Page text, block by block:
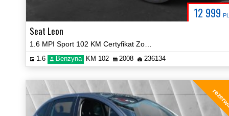
12 999
Seat Leon
1.6 Benzyna KM 102 2008 236134